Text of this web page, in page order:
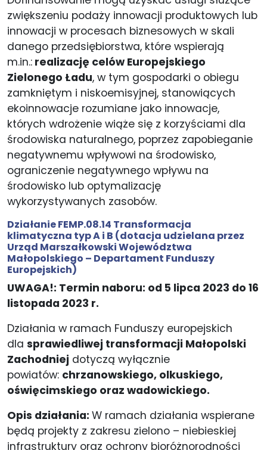
zwiększeniu podaży innowacji produktowych lub
innowacji w procesach biznesowych w skali
danego przedsiębiorstwa, które wspierają
m.in.: realizację celów Europejskiego
Zielonego Ładu, w tym gospodarki o obiegu
zamkniętym i niskoemisyjnej, stanowiących
ekoinnowacje rozumiane jako innowacje,
których wdrożenie wiąże się z korzyściami dla
środowiska naturalnego, poprzez zapobieganie
negatywnemu wpływowi na środowisko,
ograniczenie negatywnego wpływu na
środowisko lub optymalizację
wykorzystywanych zasobów.
Działanie FEMP.08.14 Transformacja
klimatyczna typA i B (dotacja udzielana przez
Urząd Marszałkowski Województwa
Małopolskiego – Departament Funduszy
Europejskich)
UWAGA!: Termin naboru: od 5 lipca 2023 do 16
listopada 2023 r.
Działania w ramach Funduszy europejskich
dla sprawiedliwej transformacji Małopolski
Zachodniej dotyczą wyłącznie
powiatów: chrzanowskiego, olkuskiego,
oświęcimskiego oraz wadowickiego.
Opis działania: W ramach działania wspierane
będą projekty z zakresu zielono – niebieskiej
infrastruktury oraz ochrony bioróżnorodności